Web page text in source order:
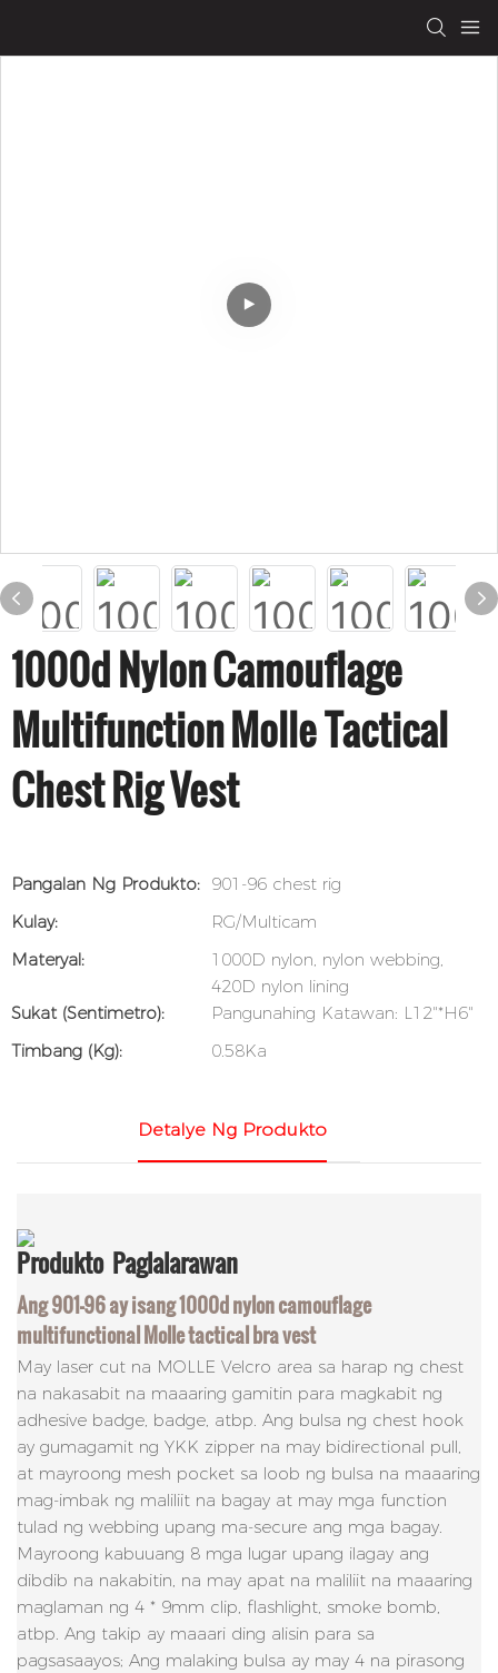
1000d Nylon Camouflage
Multifunction Molle Tactical
Chest Rig Vest
Pangalan Ng Produkto: 901-96 chest rig
Kulay:
RG/Multicam
Materyal:
1000D nylon, nylon webbing,
420D nylon lining
Sukat (sentimetro):
Pangunahing Katawan: L12"*H6"
Timbang (kg):
0.58Ka
Detalye Ng Produkto
Produkto Paglalarawan
Ang 901-96 ay isang 1000d nylon camouflage
multifunctional Molle tactical bra vest
May laser cut na MOLLE Velcro area sa harap ng chest
na nakasabit na maaaring gamitin para magkabit ng
adhesive badge, badge, atbp. Ang bulsa ng chest hook
ay gumagamit ng YKK zipper na may bidirectional pull,
at mayroong mesh pocket sa loob ng bulsa na maaaring
mag-imbak ng maliliit na bagay at may mga function
tulad ng webbing upang ma-secure ang mga bagay.
Mayroong kabuuang 8 mga lugar upang ilagay ang
dibdib na nakabitin, na may apat na maliliit na maaaring
maglaman ng 4 * 9mm clip, flashlight, smoke bomb,
atbp. Ang takip ay maaari ding alisin para sa
pagsasaayos; Ang malaking bulsa ay may 4 na pirasong